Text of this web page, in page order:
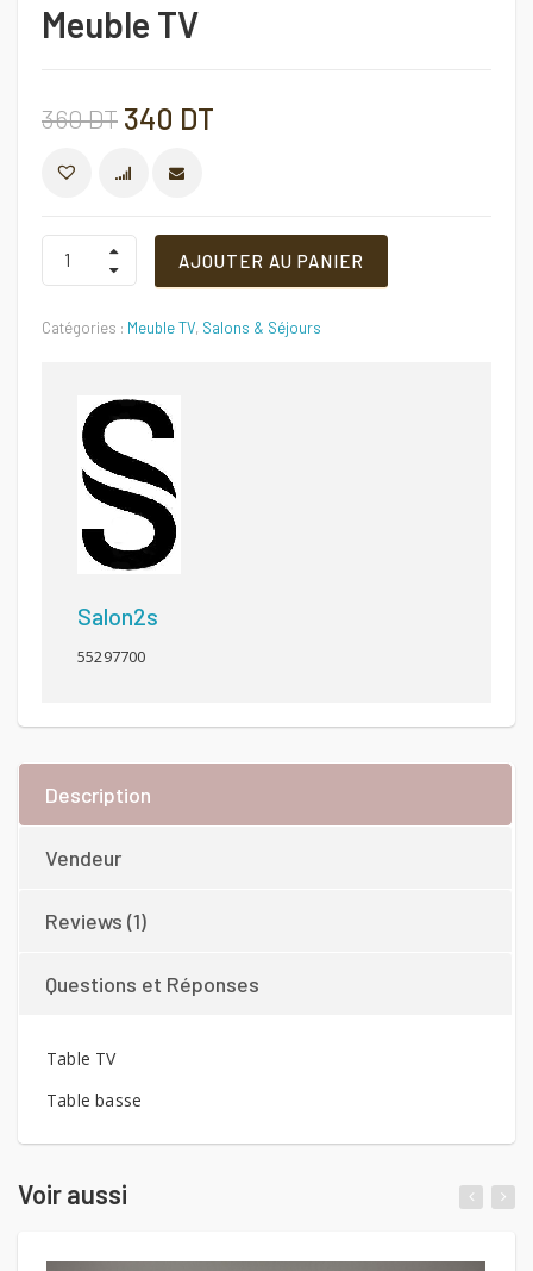
Meuble TV
360DT Le
prix
initial
était :
340 DT
actuel
est :
COMPARER
Meuble
Quantité
AJOUTER AU PANIER
Catégories : Meuble TV, Salons & Séjours
Salon2s
55297700
Description
Vendeur
Reviews (1)
Questions et Réponses
Table TV
Table basse
Voir aussi